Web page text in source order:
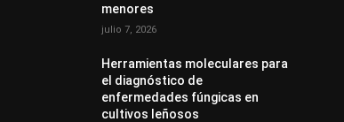
menores
julio 7, 2026
Herramientas moleculares para
el diagnóstico de
enfermedades fúngicas en
cultivos leñosos